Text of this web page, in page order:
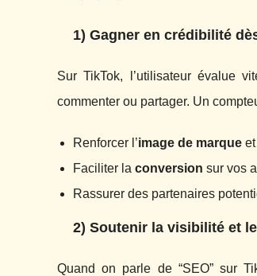
1) Gagner en crédibilité
Sur TikTok, l’utilisateur évalue
commenter ou partager. Un
Renforcer l’image de marque
Faciliter la conversion sur vos
Rassurer des partenaires
2) Soutenir la visibilité et
Quand on parle de “SEO” sur